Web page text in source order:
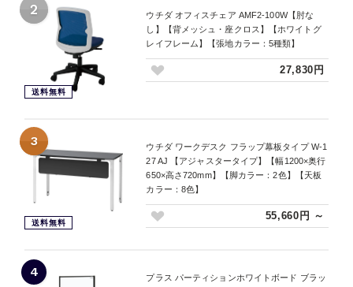
2
送料無料
ウチダ オフィスチェア AMF2-100W【肘な
し】【背メッシュ・座クロス】【ホワイトグ
レイフレーム】【張地カラー：5種類】
27,830円
3
送料無料
ウチダ ワークデスク フラップ幕板タイプ W-1
27 AJ 【アジャスタータイプ】【幅1200×奥行
650×高さ720mm】【脚カラー：2色】【天板
カラー：8色】
55,660円 ～
4
プラス パーティションホワイトボード ブラッ